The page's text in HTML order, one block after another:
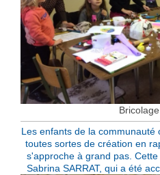
Les enfants de la
toutes sortes de création en
s'approche à grand pas.
Sabrina SARRAT, qui a été